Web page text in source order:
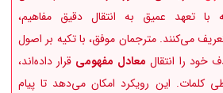
با تعهد عمیق به انتقال دقیق مفاهیم،
می‌کنند. مترجمان موفق، با تکیه بر اصول
خود را انتقال معادل مفهومی قرار داده‌اند،
کلمات. این رویکرد امکان می‌دهد تا پیام